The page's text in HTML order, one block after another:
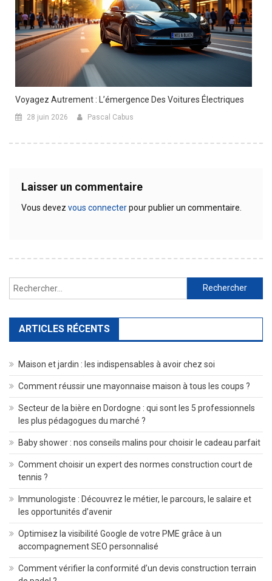
Voyagez Autrement : L’émergence Des Voitures Électriques
28 juin 2026 Pascal Cabus
Laisser un commentaire
Vous devez vous connecterpour publier un commentaire.
Rechercher :
ARTICLES RÉCENTS
Maison et jardin : les indispensables à avoir chez soi
Comment réussir une mayonnaise maison à tous les coups ?
Secteur de la bière en Dordogne : qui sont les 5 professionnels
les plus pédagogues du marché ?
Baby shower : nos conseils malins pour choisir le cadeau parfait
Comment choisir un expert des normes construction court de
tennis ?
Immunologiste : Découvrez le métier, le parcours, le salaire et
les opportunités d’avenir
Optimisez la visibilité Google de votre PME grâce à un
accompagnement SEO personnalisé
Comment vérifier la conformité d’un devis construction terrain